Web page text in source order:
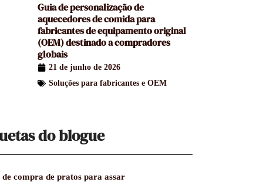
Guia de personalização de
aquecedores de comida para
fabricantes de equipamento original
(OEM) destinado a compradores
globais
21 de junho de 2026
Soluções para fabricantes e OEM
do blogue
de compra de pratos para assar